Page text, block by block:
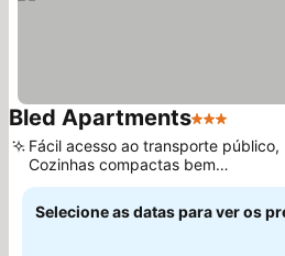
Bled Apartments3 Estrelas
Fácil acesso ao transporte público,
Cozinhas compactas bem
equipadas
Selecione as datas para ver os